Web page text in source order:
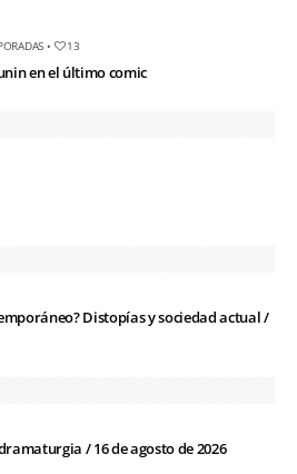
• 13
en el último comic
Distopías y sociedad actual /
/ 16 de agosto de 2026